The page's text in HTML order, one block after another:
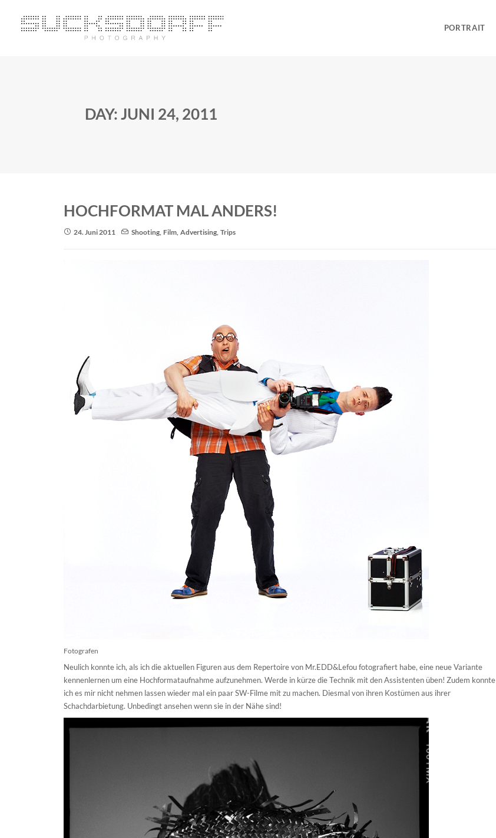
PORTRAIT
DAY: JUNI 24, 2011
HOCHFORMAT MAL ANDERS!
24. Juni 2011 Shooting, Film, Advertising, Trips
Fotografen
Neulich konnte ich, als ich die aktuellen Figuren aus dem Repertoire von Mr.EDD&Lefoufotografiert habe, eine neue Variante
kennenlernen um eine Hochformataufnahme aufzunehmen. Werde in kürze die Technik mit den Assistenten üben! Zudem konnte
ich es mir nicht nehmen lassen wieder mal ein paar SW-Filme mit zu machen. Diesmal von ihren Kostümen aus ihrer
Schachdarbietung. Unbedingt ansehen wenn sie in der Nähe sind!